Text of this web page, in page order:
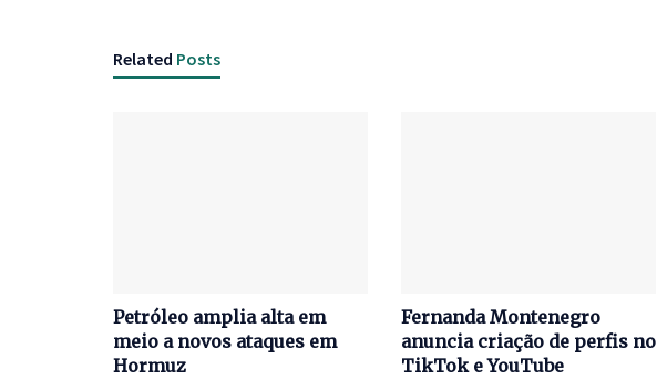
Related Posts
Petróleo amplia alta em
meio a novos ataques em
Hormuz
Fernanda Montenegro
anuncia criação de perfis no
TikTok e YouTube